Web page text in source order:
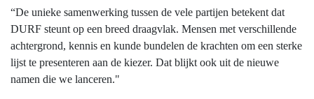
“De unieke samenwerking tussen de vele partijen betekent dat
DURF steunt op een breed draagvlak. Mensen met verschillende
achtergrond, kennis en kunde bundelen de krachten om een sterke
lijst te presenteren aan de kiezer. Dat blijkt ook uit de nieuwe
namen die we lanceren."